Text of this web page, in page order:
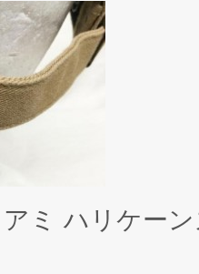
ミ ハリケー